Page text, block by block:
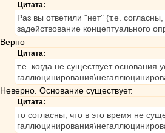
Цитата:
Раз вы ответили "нет" (т.е.
задействование концептуального
Верно
Цитата:
т.е. когда не существует основания
Неверно. Основание существует.
Цитата:
то согласны, что в это время не